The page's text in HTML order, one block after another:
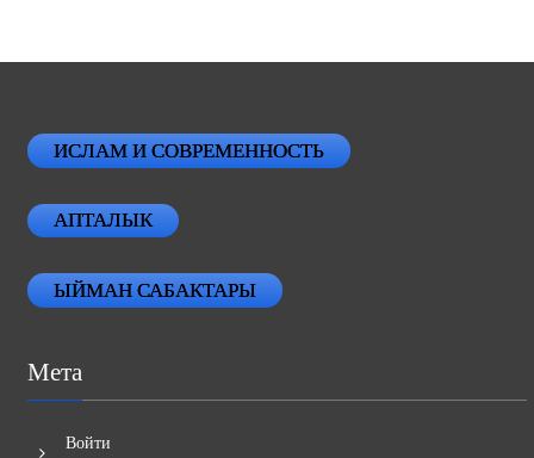
ИСЛАМ И СОВРЕМЕННОСТЬ
АПТАЛЫК
ЫЙМАН САБАКТАРЫ
Мета
Войти